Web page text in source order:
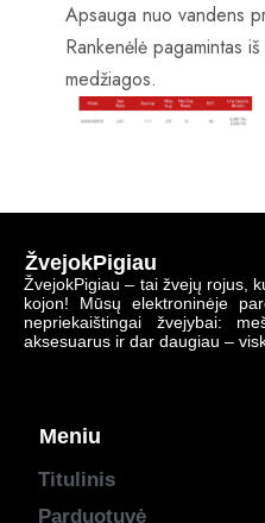
Apsauga nuo vandens
Rankenėlė pagamintas
medžiagos.
ŽvejokPigiau
ŽvejokPigiau – tai žvejų rojus,
kojon! Mūsų elektroninėje
nepriekaištingai žvejybai:
aksesuarus ir dar daugiau –
Meniu
Titulinis
Parduotuvė